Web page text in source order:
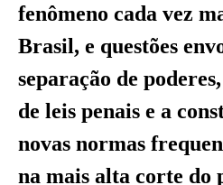
fenômeno cada vez
Brasil, e questões
separação de
de leis penais e a
novas normas
na mais alta corte do